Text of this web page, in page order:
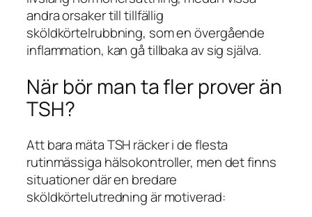
andra orsaker till tillfällig
sköldkörtelrubbning, som en övergående
inflammation, kan gå tillbaka av sig själva.
När bör man ta fler prover än
TSH?
Att bara mäta TSH räcker i de flesta
rutinmässiga hälsokontroller, men det finns
situationer där en bredare
sköldkörtelutredning är motiverad: